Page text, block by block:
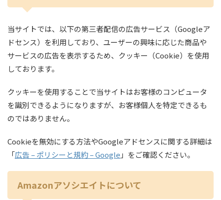
当サイトでは、以下の第三者配信の広告サービス（Googleア
ドセンス）を利用しており、ユーザーの興味に応じた商品や
サービスの広告を表示するため、クッキー（Cookie）を使用
しております。
クッキーを使用することで当サイトはお客様のコンピュータ
を識別できるようになりますが、お客様個人を特定できるも
のではありません。
Cookieを無効にする方法やGoogleアドセンスに関する詳細は
「広告 – ポリシーと規約 – Google 」をご確認ください。
Amazonアソシエイトについて